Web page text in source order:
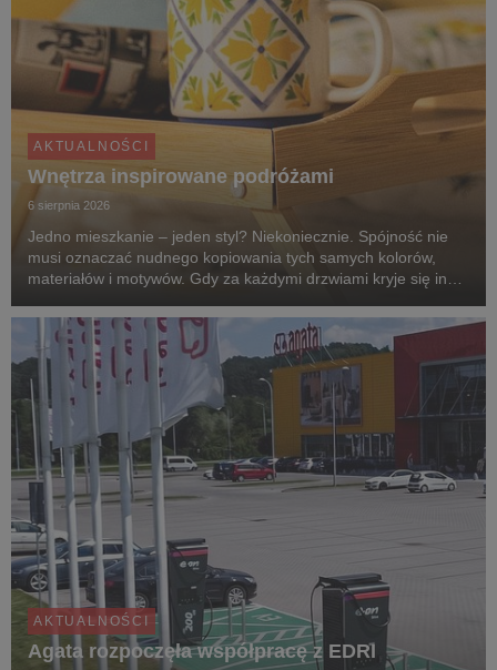
AKTUALNOŚCI
Wnętrza inspirowane podróżami
6 sierpnia 2026
Jedno mieszkanie – jeden styl? Niekoniecznie. Spójność nie
musi oznaczać nudnego kopiowania tych samych kolorów,
materiałów i motywów. Gdy za każdymi drzwiami kryje się inny
po różnych zakątkach świata. Zgodnie z...
AKTUALNOŚCI
Agata rozpoczęła współpracę z EDRI